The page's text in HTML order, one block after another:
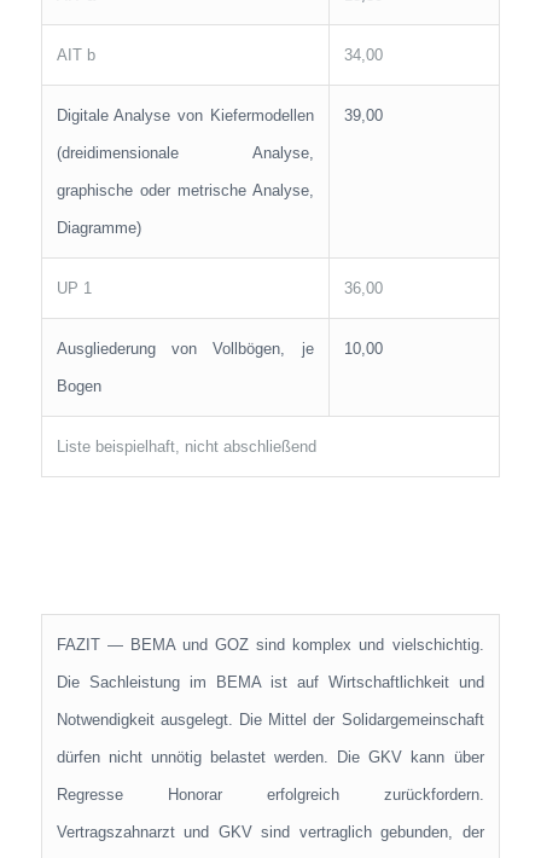
AIT b 34,00
Digitale Analyse von Kiefermodellen
(dreidimensionale Analyse,
graphische oder metrische Analyse,
Diagramme)
39,00
UP 1 36,00
Ausgliederung von Vollbögen, je
Bogen
10,00
Liste beispielhaft, nicht abschließend
FAZIT — BEMA und GOZ sind komplex und vielschichtig.
Die Sachleistung im BEMA ist auf Wirtschaftlichkeit und
Notwendigkeit ausgelegt. Die Mittel der Solidargemeinschaft
dürfen nicht unnötig belastet werden. Die GKV kann über
Regresse Honorar erfolgreich zurückfordern.
Vertragszahnarzt und GKV sind vertraglich gebunden, der